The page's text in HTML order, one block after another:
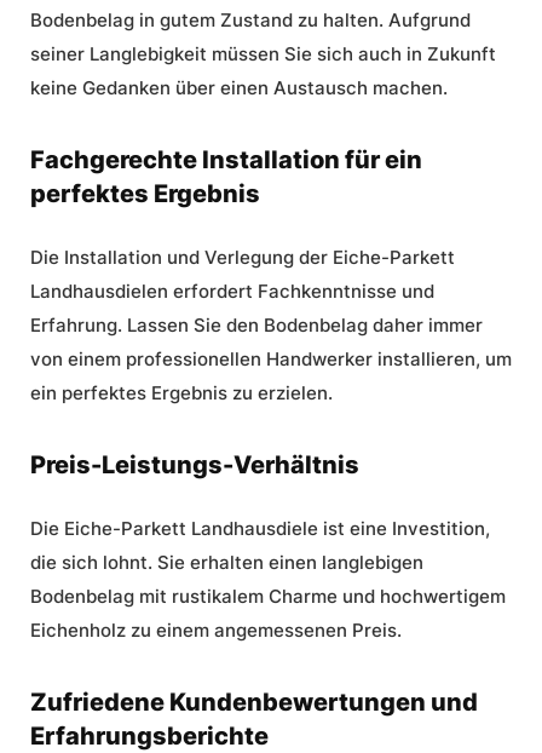
Bodenbelag in gutem Zustand zu halten. Aufgrund
seiner Langlebigkeit müssen Sie sich auch in Zukunft
keine Gedanken über einen Austausch machen.
Fachgerechte Installation für ein
perfektes Ergebnis
Die Installation und Verlegung der Eiche-Parkett
Landhausdielen erfordert Fachkenntnisse und
Erfahrung. Lassen Sie den Bodenbelag daher immer
von einem professionellen Handwerker installieren, um
ein perfektes Ergebnis zu erzielen.
Preis-Leistungs-Verhältnis
Die Eiche-Parkett Landhausdiele ist eine Investition,
die sich lohnt. Sie erhalten einen langlebigen
Bodenbelag mit rustikalem Charme und hochwertigem
Eichenholz zu einem angemessenen Preis.
Zufriedene Kundenbewertungen und
Erfahrungsberichte